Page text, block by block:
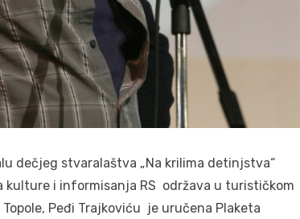
dečjeg stvaralaštva „Na krilima detinjstva“
kulture i informisanja RS održava u turističkom
Peđi Trajkoviću je uručena Plaketa